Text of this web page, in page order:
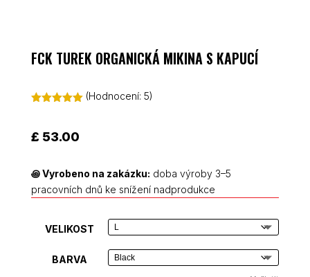
FCK TUREK ORGANICKÁ MIKINA S KAPUCÍ
základě
hodnocení
(Hodnocení:5)
£ 53.00
꩜Vyrobeno na zakázku: doba výroby 3–5
pracovních dnů ke snížení nadprodukce
VELIKOST
BARVA